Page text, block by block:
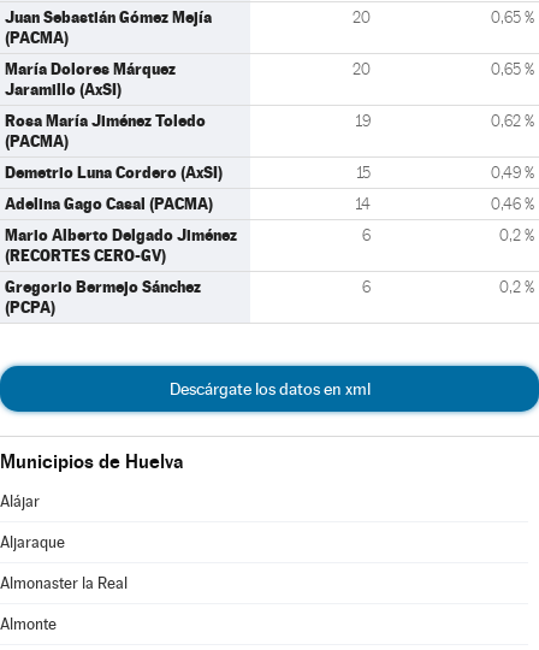
Juan Sebastián Gómez Mejía
(PACMA)
20 0,65 %
María Dolores Márquez
Jaramillo (AxSI)
20 0,65 %
Rosa María Jiménez Toledo
(PACMA)
19 0,62 %
Demetrio Luna Cordero (AxSI) 15 0,49 %
Adelina Gago Casal (PACMA) 14 0,46 %
Mario Alberto Delgado Jiménez
(RECORTES CERO-GV)
6 0,2 %
Gregorio Bermejo Sánchez
(PCPA)
6 0,2 %
Descárgate los datos en xml
Municipios de Huelva
Alájar
Aljaraque
Almonaster la Real
Almonte